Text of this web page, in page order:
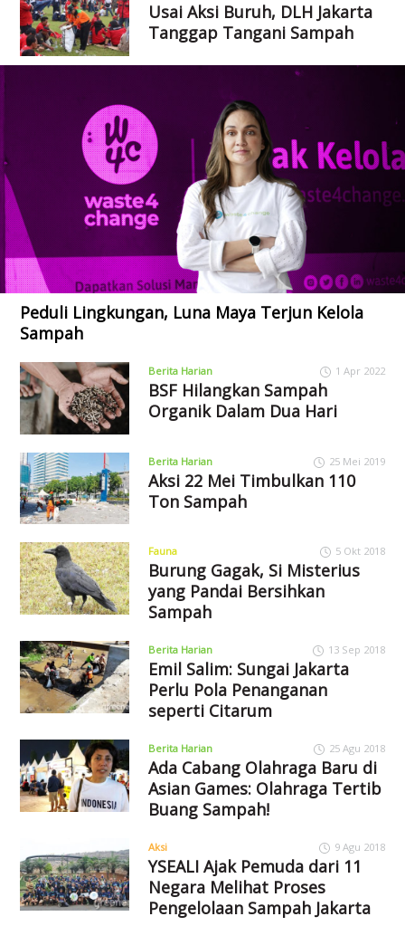
Usai Aksi Buruh, DLH Jakarta
Tanggap Tangani Sampah
Peduli Lingkungan, Luna Maya Terjun Kelola
Sampah
Berita Harian 1 Apr 2022
BSF Hilangkan Sampah
Organik Dalam Dua Hari
Berita Harian 25 Mei 2019
Aksi 22 Mei Timbulkan 110
Ton Sampah
Fauna 5 Okt 2018
Burung Gagak, Si Misterius
yang Pandai Bersihkan
Sampah
Berita Harian 13 Sep 2018
Emil Salim: Sungai Jakarta
Perlu Pola Penanganan
seperti Citarum
Berita Harian 25 Agu 2018
Ada Cabang Olahraga Baru di
Asian Games: Olahraga Tertib
Buang Sampah!
Aksi 9 Agu 2018
YSEALI Ajak Pemuda dari 11
Negara Melihat Proses
Pengelolaan Sampah Jakarta